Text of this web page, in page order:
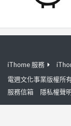
iThome 服務
電週文化事業版權所
服務信箱
隱私權聲